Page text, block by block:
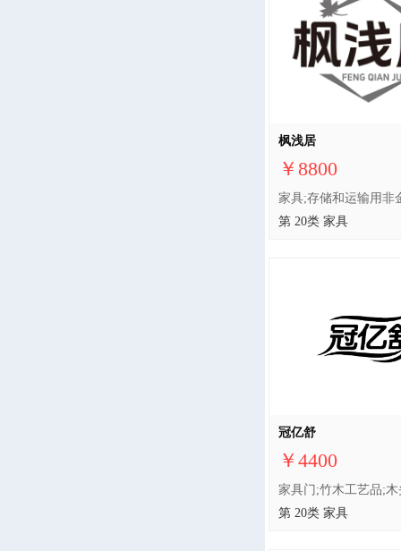
枫浅居
￥8800
第 20类 家具
冠亿舒
￥4400
第 20类 家具